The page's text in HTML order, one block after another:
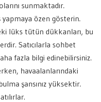
sunmaktadır.
yapmaya özen gösterin.
lüks tütün dükkanları, bu
Satıcılarla sohbet
fazla bilgi edinebilirsiniz.
havaalanlarındaki
şansınız yüksektir.